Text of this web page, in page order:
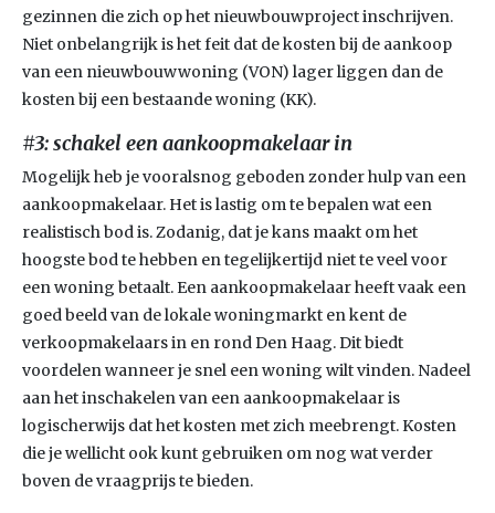
gezinnen die zich op het nieuwbouwproject inschrijven.
Niet onbelangrijk is het feit dat de kosten bij de aankoop
van een nieuwbouwwoning (VON) lager liggen dan de
kosten bij een bestaande woning (KK).
#3: schakel een aankoopmakelaar in
Mogelijk heb je vooralsnog geboden zonder hulp van een
aankoopmakelaar. Het is lastig om te bepalen wat een
realistisch bod is. Zodanig, dat je kans maakt om het
hoogste bod te hebben en tegelijkertijd niet te veel voor
een woning betaalt. Een aankoopmakelaar heeft vaak een
goed beeld van de lokale woningmarkt en kent de
verkoopmakelaars in en rond Den Haag. Dit biedt
voordelen wanneer je snel een woning wilt vinden. Nadeel
aan het inschakelen van een aankoopmakelaar is
logischerwijs dat het kosten met zich meebrengt. Kosten
die je wellicht ook kunt gebruiken om nog wat verder
boven de vraagprijs te bieden.